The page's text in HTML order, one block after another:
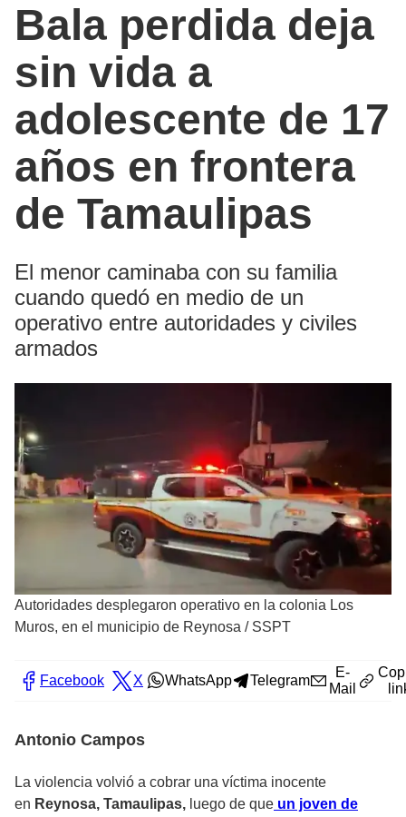
Bala perdida deja
sin vida a
adolescente de 17
años en frontera
de Tamaulipas
El menor caminaba con su familia
cuando quedó en medio de un
operativo entre autoridades y civiles
armados
Autoridades desplegaron operativo en la colonia Los
Muros, en el municipio de Reynosa / SSPT
Facebook X WhatsApp Telegram
E-
Mail
Antonio Campos
La violencia volvió a cobrar una víctima inocente
en Reynosa, Tamaulipas, luego de que un joven de